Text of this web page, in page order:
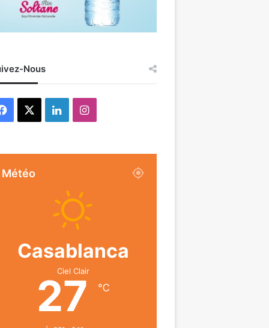
Nous
Facebook LinkedinInstagram
Météo
Casablanca
Ciel Clair
27 ℃